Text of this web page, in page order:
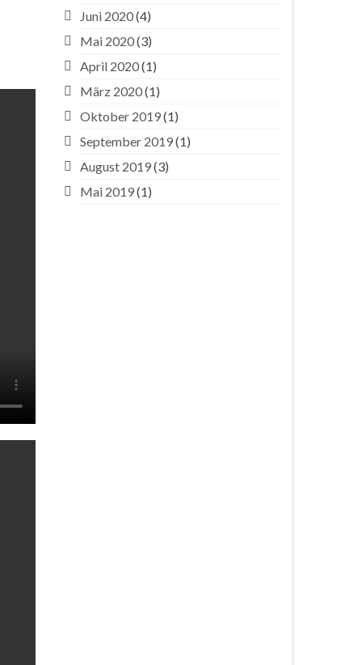
Juni 2020(4)
Mai 2020(3)
April 2020(1)
März 2020(1)
Oktober 2019(1)
September 2019(1)
August 2019(3)
Mai 2019(1)